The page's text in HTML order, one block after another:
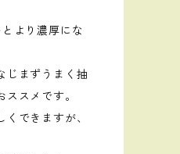
より濃厚にな
じまずうまく抽
スメです。
できますが、